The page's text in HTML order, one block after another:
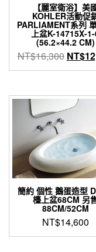
【麗室衛浴】美
KOHLER活動促
PARLIAMENT系列
上盆K-14715X-
(56.2×44.2 CM)
NT$16,300 原
始
格：
NT$
簡約 個性 鵝蛋造型
檯上盆68CM 另
88CM/52CM
NT$14,600